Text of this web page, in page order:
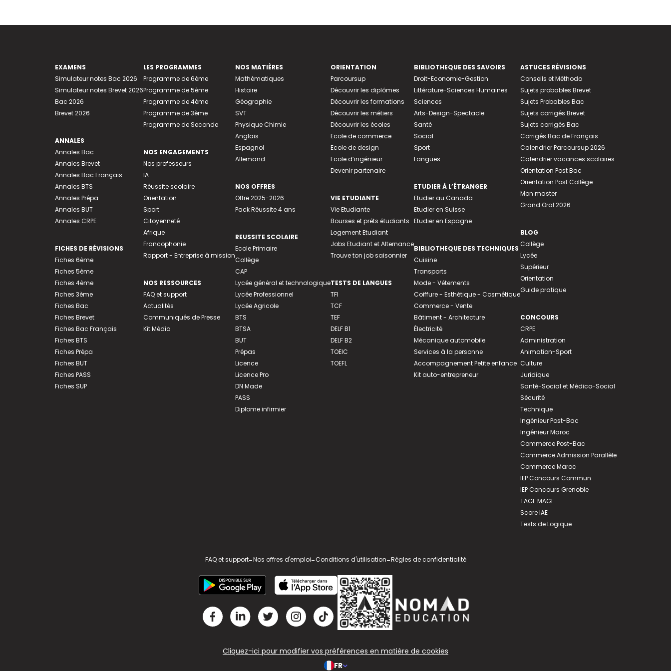
EXAMENS
Simulateur notes Bac 2026
Simulateur notes Brevet 2026
Bac 2026
Brevet 2026
ANNALES
Annales Bac
Annales Brevet
Annales Bac Français
Annales BTS
Annales Prépa
Annales BUT
Annales CRPE
FICHES DE RÉVISIONS
Fiches 6ème
Fiches 5ème
Fiches 4ème
Fiches 3ème
Fiches Bac
Fiches Brevet
Fiches Bac Français
Fiches BTS
Fiches Prépa
Fiches BUT
Fiches PASS
Fiches SUP
LES PROGRAMMES
Programme de 6ème
Programme de 5ème
Programme de 4ème
Programme de 3ème
Programme de Seconde
NOS ENGAGEMENTS
Nos professeurs
IA
Réussite scolaire
Orientation
Sport
Citoyenneté
Afrique
Francophonie
Rapport - Entreprise à mission
NOS RESSOURCES
FAQ et support
Actualités
Communiqués de Presse
Kit Média
NOS MATIÈRES
Mathématiques
Histoire
Géographie
SVT
Physique Chimie
Anglais
Espagnol
Allemand
NOS OFFRES
Offre 2025-2026
Pack Réussite 4 ans
REUSSITE SCOLAIRE
Ecole Primaire
Collège
CAP
Lycée général et technologique
Lycée Professionnel
Lycée Agricole
BTS
BTSA
BUT
Prépas
Licence
Licence Pro
DN Made
PASS
Diplome infirmier
ORIENTATION
Parcoursup
Découvrir les diplômes
Découvrir les formations
Découvrir les métiers
Découvrir les écoles
Ecole de commerce
Ecole de design
Ecole d’ingénieur
Devenir partenaire
VIE ETUDIANTE
Vie Etudiante
Bourses et prêts étudiants
Logement Etudiant
Jobs Etudiant et Alternance
Trouve ton job saisonnier
TESTS DE LANGUES
TFI
TCF
TEF
DELF B1
DELF B2
TOEIC
TOEFL
BIBLIOTHEQUE DES SAVOIRS
Droit-Economie-Gestion
Littérature-Sciences Humaines
Sciences
Arts-Design-Spectacle
Santé
Social
Sport
Langues
ETUDIER À L’ÉTRANGER
Etudier au Canada
Etudier en Suisse
Etudier en Espagne
BIBLIOTHEQUE DES TECHNIQUES
Cuisine
Transports
Mode - Vêtements
Coiffure - Esthétique - Cosmétique
Commerce - Vente
Bâtiment - Architecture
Électricité
Mécanique automobile
Services à la personne
Accompagnement Petite enfance
Kit auto-entrepreneur
ASTUCES RÉVISIONS
Conseils et Méthodo
Sujets probables Brevet
Sujets Probables Bac
Sujets corrigés Brevet
Sujets corrigés Bac
Corrigés Bac de Français
Calendrier Parcoursup 2026
Calendrier vacances scolaires
Orientation Post Bac
Orientation Post Collège
Mon master
Grand Oral 2026
BLOG
Collège
Lycée
Supérieur
Orientation
Guide pratique
CONCOURS
CRPE
Administration
Animation-Sport
Culture
Juridique
Santé-Social et Médico-Social
Sécurité
Technique
Ingénieur Post-Bac
Ingénieur Maroc
Commerce Post-Bac
Commerce Admission Parallèle
Commerce Maroc
IEP Concours Commun
IEP Concours Grenoble
TAGE MAGE
Score IAE
Tests de Logique
FAQ et support-Nos offres d'emploi-Conditions d'utilisation-Règles de confidentialité
Cliquez-ici pour modifier vos préférences en matière de cookies
FR